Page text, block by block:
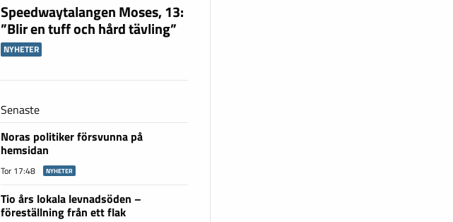
Speedwaytalangen Moses, 13:
”Blir en tuff och hård tävling”
NYHETER
Senaste
Noras politiker försvunna på
hemsidan
Tor 17:48 NYHETER
Tio års lokala levnadsöden –
föreställning från ett flak